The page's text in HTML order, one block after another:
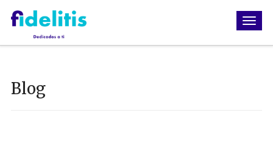
Blog